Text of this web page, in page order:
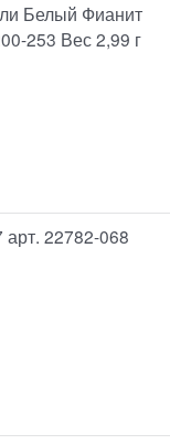
Белый Фианит
253 Вес 2,99 г
арт. 22782-068